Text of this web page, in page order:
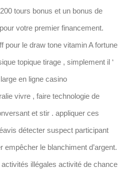
tours bonus et un bonus de
votre premier financement.
pour le draw tone vitamin A fortune
topique tirage , simplement il ‘
en ligne casino
vivre , faire technologie de
et stir . appliquer ces
détecter suspect participant
empêcher le blanchiment d’argent.
illégales activité de chance